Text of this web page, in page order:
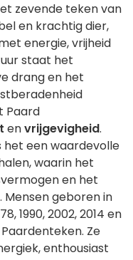
zevende teken van
en krachtig dier,
energie, vrijheid
staat het
drang en het
Paard
envrijgevigheid.
het een waardevolle
waarin het
en het
Mensen geboren in
1990, 2002, 2014 en
Ze
enthousiast